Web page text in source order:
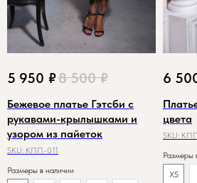
5 950 ₽8 500 ₽
Бежевое платье Гэтсби с
рукавами-крылышками и
узором из пайеток
SKU: КПП-011
Размеры в наличии
6
цвета
SKU:
Размеры
XS